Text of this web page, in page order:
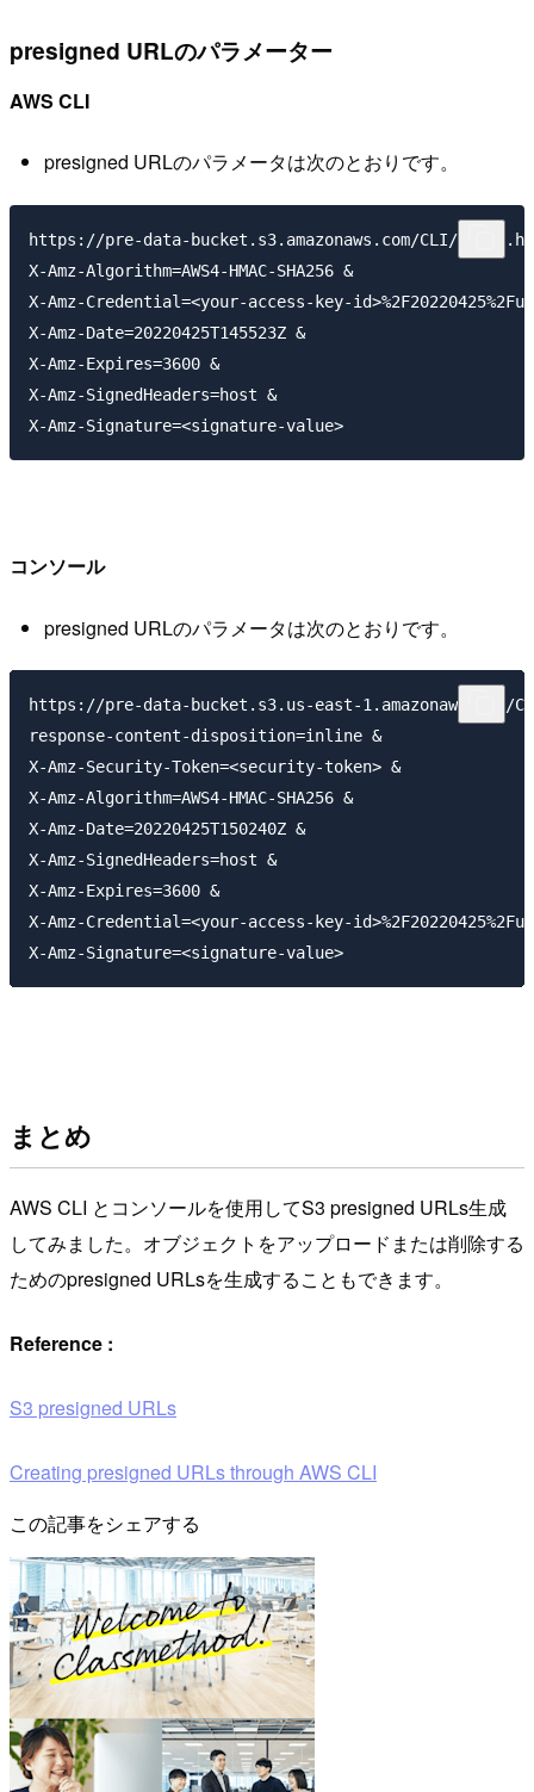
presigned URLのパラメーター
AWS CLI
presigned URLのパラメータは次のとおりです。
https://pre-data-bucket.s3.amazonaws.com/CLI/
X-Amz-Algorithm=AWS4-HMAC-SHA256 &
X-Amz-Credential=<your-access-key-
X-Amz-Date=20220425T145523Z &
X-Amz-Expires=3600 &
X-Amz-SignedHeaders=host &
コンソール
presigned URLのパラメータは次のとおりです。
https://pre-data-bucket.s3.us-east-1.amazonaws.com/
response-content-disposition=inline &
X-Amz-Security-Token=<security-token> &
X-Amz-Algorithm=AWS4-HMAC-SHA256 &
X-Amz-Date=20220425T150240Z &
X-Amz-SignedHeaders=host &
X-Amz-Expires=3600 &
X-Amz-Credential=<your-access-key-
まとめ
AWS CLI とコンソールを使用してS3 presigned URLs生成
してみました。オブジェクトをアップロードまたは削除する
ためのpresigned URLsを生成することもできます。
Reference :
S3 presigned URLs
Creating presigned URLs through AWS CLI
この記事をシェアする